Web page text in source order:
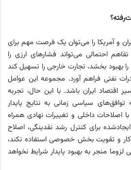
و آمریکا را می‌توان یک فرصت مهم برای
احتمالی می‌تواند فشارهای ارزی را
بهبود بخشد، تجارت خارجی را تسهیل کند
نفتی فراهم آورد. مجموعه این عوامل
اقتصاد ایران باشد. با این حال، تجربه
سیاسی زمانی به نتایج پایدار
اصلاحات داخلی و تغییرات نهادی همراه
برای کنترل رشد نقدینگی، اصلاح
و تقویت بخش خصوصی استفاده نکند،
منجر به بهبود پایدار شرایط نخواهد